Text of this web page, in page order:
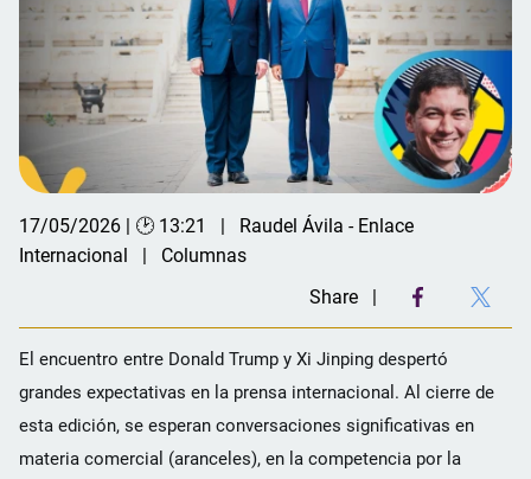
17/05/2026 | 🕑 13:21
Raudel Ávila - Enlace
Internacional
Columnas
Share
El encuentro entre Donald Trump y Xi Jinping despertó
grandes expectativas en la prensa internacional. Al cierre de
esta edición, se esperan conversaciones significativas en
materia comercial (aranceles), en la competencia por la